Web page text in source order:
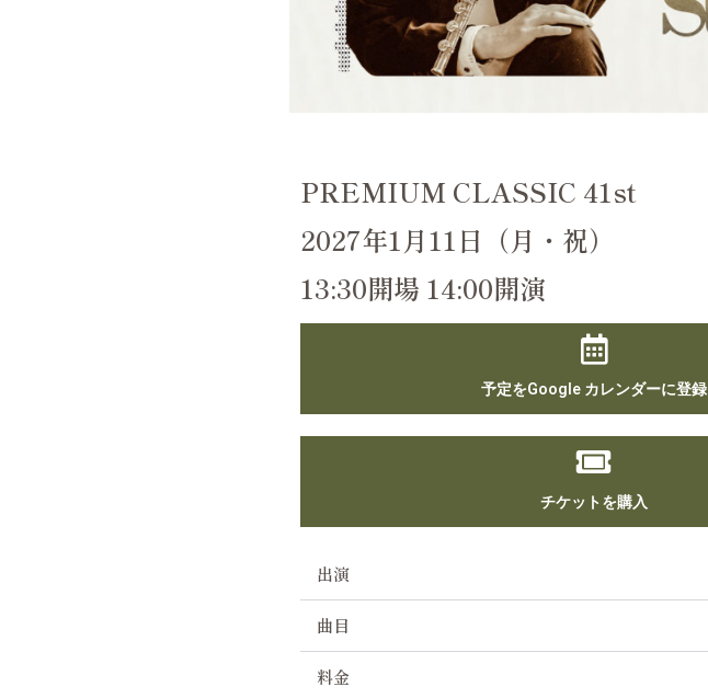
PREMIUM CLASSIC 41st
2027年1月11日（月・祝）
13:30開場 14:00開演
予定をGoogle カレンダーに登録
チケットを購入
出演
曲目
料金